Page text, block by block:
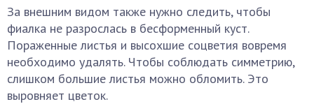
За внешним видом также нужно следить, чтобы
фиалка не разрослась в бесформенный куст.
Пораженные листья и высохшие соцветия вовремя
необходимо удалять. Чтобы соблюдать симметрию,
слишком большие листья можно обломить. Это
выровняет цветок.